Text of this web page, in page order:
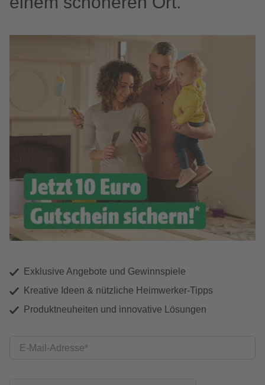
Exklusive Angebote und Gewinnspiele
Kreative Ideen & nützliche Heimwerker-Tipps
Produktneuheiten und innovative Lösungen
E-Mail-Adresse